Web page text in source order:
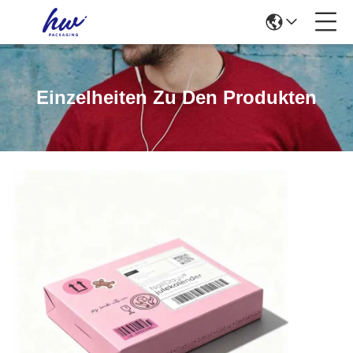
Einzelheiten Zu Den Produkten